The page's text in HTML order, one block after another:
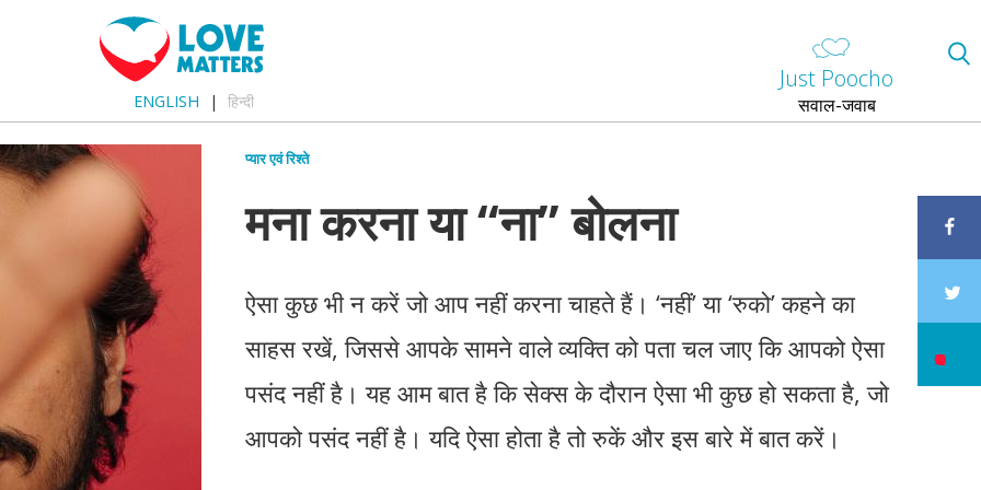
ENGLISH हिन्दी
Just Poocho
सवाल-जवाब
प्यार एवं रिश्ते
मना करना या ‘‘ना’’ बोलना
ऐसा कुछ भी न करें जो आप नहीं करना चाहते हैं। ‘नहीं’ या ‘रुको’ कहने का
साहस रखें, जिससे आपके सामने वाले व्यक्ति को पता चल जाए कि आपको ऐसा
पसंद नहीं है। यह आम बात है कि सेक्स के दौरान ऐसा भी कुछ हो सकता है, जो
आपको पसंद नहीं है। यदि ऐसा होता है तो रुकें और इस बारे में बात करें।